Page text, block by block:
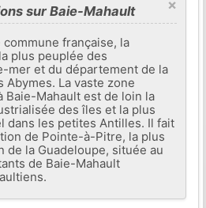
×
sur Baie-Mahault
française, la
plus peuplée des
mer et du département de la
Abymes. La vaste zone
Baie-Mahault est de loin la
des îles et la plus
dans les petites Antilles. Il fait
de Pointe-à-Pitre, la plus
de la Guadeloupe, située au
de Baie-Mahault